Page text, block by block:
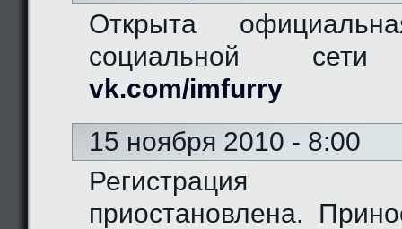
Открыта
социальной сети
vk.com/imfurry
15 ноября 2010 - 8:00
Регистрация
приостановлена.